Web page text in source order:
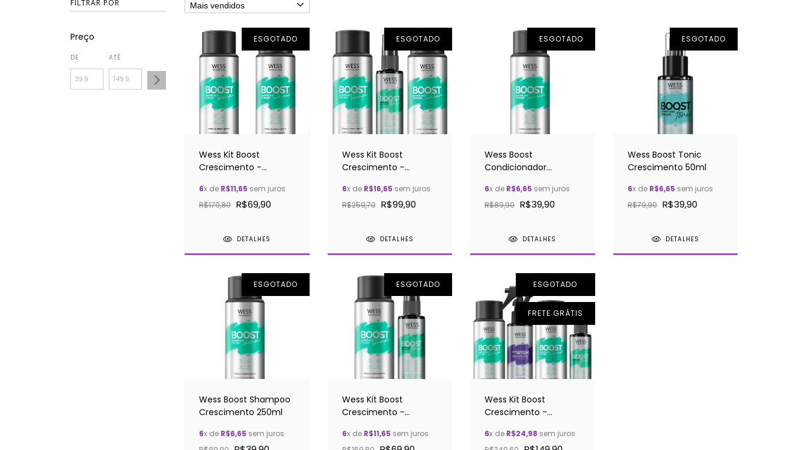
FILTRAR POR
Preço
DE ATÉ
ESGOTADO
Wess Kit Boost
Crescimento -
Condicionador
6x de R$11,65 sem juros
R$179,80 R$69,90
DETALHES
ESGOTADO
Wess Kit Boost
Crescimento -
Condicionador e
Tônico
6x de R$16,65 sem juros
R$259,70 R$99,90
DETALHES
ESGOTADO
Wess Boost
Condicionador
6x de R$6,65 sem juros
R$89,90 R$39,90
DETALHES
ESGOTADO
Wess Boost Tonic
Crescimento 50ml
6x de R$6,65 sem juros
R$79,90 R$39,90
DETALHES
ESGOTADO
Wess Boost Shampoo
Crescimento 250ml
6x de R$6,65 sem juros
ESGOTADO
Wess Kit Boost
Crescimento -
6x de R$11,65 sem juros
ESGOTADO
FRETE GRÁTIS
Wess Kit Boost
Crescimento -
Condicionador e
6x de R$24,98 sem juros